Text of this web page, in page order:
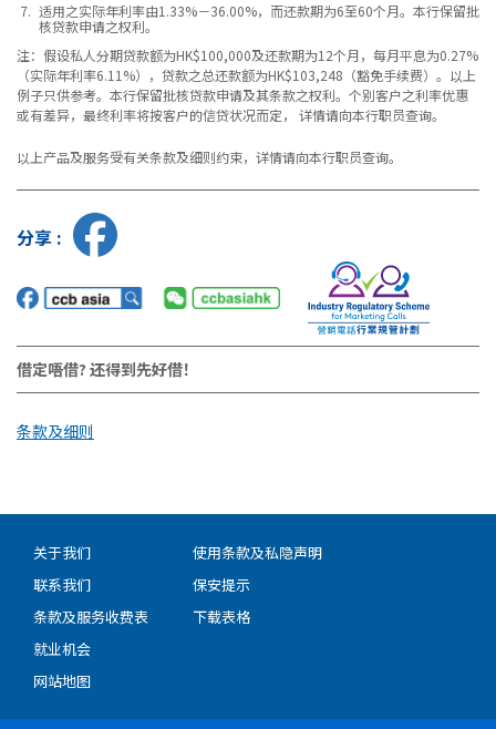
适用之实际年利率由1.33%－36.00%，而还款期为6至60个月。本行保留批
核贷款申请之权利。
注：假设私人分期贷款额为HK$100,000及还款期为12个月，每月平息为0.27%
（实际年利率6.11%），贷款之总还款额为HK$103,248（豁免手续费）。以上
例子只供参考。本行保留批核贷款申请及其条款之权利。个别客户之利率优惠
或有差异，最终利率将按客户的信贷状况而定， 详情请向本行职员查询。
以上产品及服务受有关条款及细则约束，详情请向本行职员查询。
分享 :
借定唔借? 还得到先好借！
条款及细则
关于我们
联系我们
条款及服务收费表
就业机会
网站地图
使用条款及私隐声明
保安提示
下载表格